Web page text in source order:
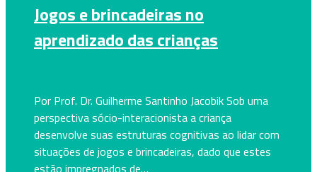
Jogos e brincadeiras no
aprendizado das crianças
Por Prof. Dr. Guilherme Santinho Jacobik Sob uma
perspectiva sócio-interacionista a criança
desenvolve suas estruturas cognitivas ao lidar com
situações de jogos e brincadeiras, dado que estes
estão impregnados de…